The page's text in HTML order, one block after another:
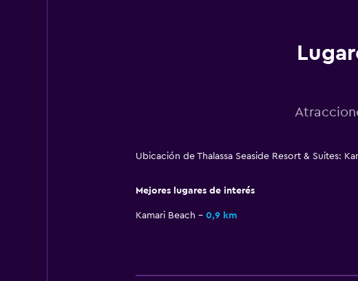
Ubicación de Thalassa Seaside Resort & Suites:
Mejores lugares de interés
Kamari Beach 0,9 km